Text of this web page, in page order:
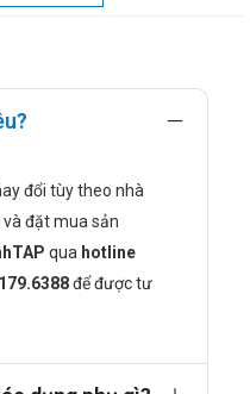
người gặp tình trạng thiếu
thiếu máu do sử dụng
Eprex 4000
người có tiền sử mẫn
trong thuốc.
nhân cao huyết áp
của Eprex 4000
dịch tiêm nên bệnh nhân
đổi tùy theo nhà
đặt mua sản
qua hotline
để được tư